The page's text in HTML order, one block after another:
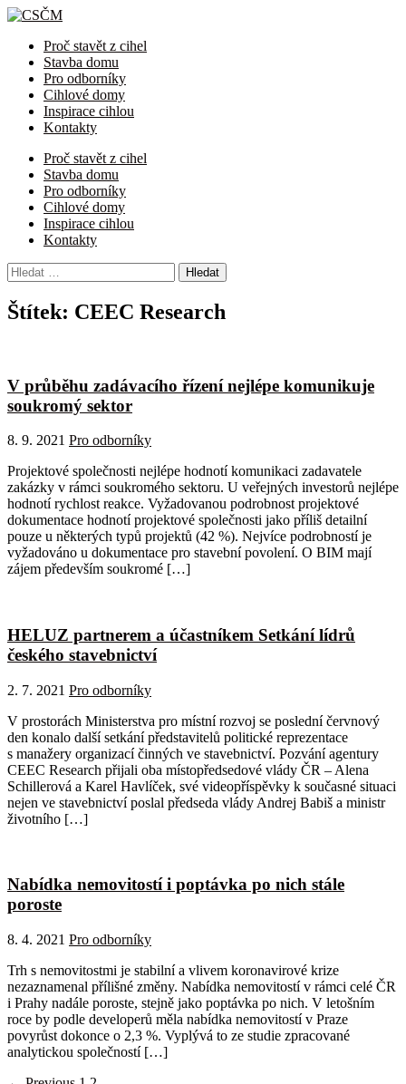
Proč stavět z cihel
Stavba domu
Pro odborníky
Cihlové domy
Inspirace cihlou
Kontakty
Proč stavět z cihel
Stavba domu
Pro odborníky
Cihlové domy
Inspirace cihlou
Kontakty
Vyhledávání
Štítek: CEEC Research
V průběhu zadávacího řízení nejlépe komunikuje
soukromý sektor
8. 9. 2021 Pro odborníky
Projektové společnosti nejlépe hodnotí komunikaci zadavatele
zakázky v rámci soukromého sektoru. U veřejných investorů nejlépe
hodnotí rychlost reakce. Vyžadovanou podrobnost projektové
dokumentace hodnotí projektové společnosti jako příliš detailní
pouze u některých typů projektů (42 %). Nejvíce podrobností je
vyžadováno u dokumentace pro stavební povolení. O BIM mají
zájem především soukromé […]
HELUZ partnerem a účastníkem Setkání lídrů
českého stavebnictví
2. 7. 2021 Pro odborníky
V prostorách Ministerstva pro místní rozvoj se poslední červnový
den konalo další setkání představitelů politické reprezentace
s manažery organizací činných ve stavebnictví. Pozvání agentury
CEEC Research přijali oba místopředsedové vlády ČR – Alena
Schillerová a Karel Havlíček, své videopříspěvky k současné situaci
nejen ve stavebnictví poslal předseda vlády Andrej Babiš a ministr
životního […]
Nabídka nemovitostí i poptávka po nich stále
poroste
8. 4. 2021 Pro odborníky
Trh s nemovitostmi je stabilní a vlivem koronavirové krize
nezaznamenal přílišné změny. Nabídka nemovitostí v rámci celé ČR
i Prahy nadále poroste, stejně jako poptávka po nich. V letošním
roce by podle developerů měla nabídka nemovitostí v Praze
povyrůst dokonce o 2,3 %. Vyplývá to ze studie zpracované
analytickou společností […]